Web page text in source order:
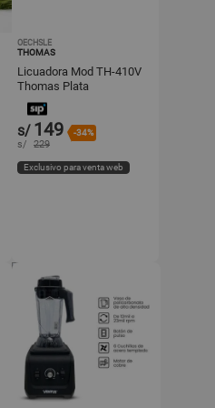
OECHSLE
THOMAS
Licuadora Mod TH-410V
Thomas Plata
s/ 149 -34%
s/ 229
Exclusivo para venta web